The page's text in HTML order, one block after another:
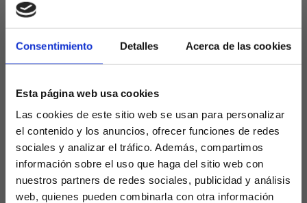
Consentimiento Detalles Acerca de las cookies
Esta página web usa cookies
Las cookies de este sitio web se usan para personalizar
el contenido y los anuncios, ofrecer funciones de redes
sociales y analizar el tráfico. Además, compartimos
información sobre el uso que haga del sitio web con
nuestros partners de redes sociales, publicidad y análisis
web, quienes pueden combinarla con otra información
tras haber debutado en Primera con Mourinho con
2 goles en 2 partidos. Tras Hoffenheim, Eintracht,
Hannover 96, Stoke City, Deportivo, Newcastle,
El caso de Fran García no es tan dramático, pero fue
traspasado al Rayo Vallecano desde el filial blanco.
Una vez explotó en Primera con los franjirrojos, el
Madrid activó su opción de recompra. Peleará por la
titularidad.
Brahim por su parte intentará tener la oportunidad